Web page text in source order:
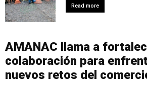
Read more
AMANAC llama a
colaboración para
nuevos retos del